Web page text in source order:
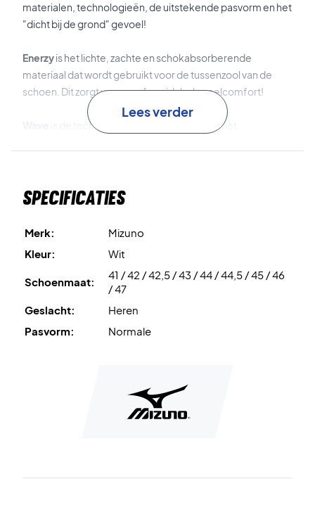
materialen, technologieën, de uitstekende pasvorm en het
"dicht bij de grond" gevoel!
Enerzyis het lichte, zachte en schokabsorberende
materiaal dat wordt gebruikt voor de tussenzool van de
schoen. Dit zorgt voor een formidabel speelcomfort!
is de technologie in de tussenzool die het
is geplaatst om de duurzaamheid van de schoen te
strakke, comfortabele en goede pasvorm.
is het ventilatiesysteem in de zool van de schoen
dat de ademendheid bevordert.
het materiaal dat wordt gebruikt voor
de buitenzool. Dit materiaal is zowel antislip als slijtvast.
Kleur: Wit en blauw.
Lees verder
Specificaties
Merk:
Mizuno
Kleur:
Wit
Schoenmaat:
41 / 42 / 42,5 / 43 / 44 / 44,5 / 45 / 46
/ 47
Geslacht:
Heren
Pasvorm:
Normale